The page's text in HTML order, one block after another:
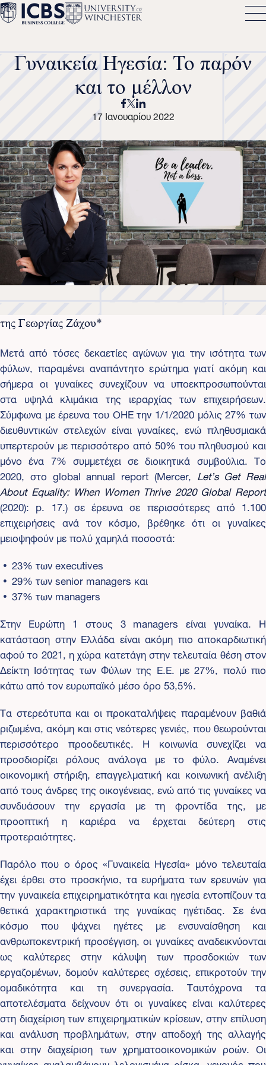
Γυναικεία Ηγεσία: Το παρόν
και το μέλλον
17 Ιανουαρίου 2022
της Γεωργίας Ζάχου*
Μετά από τόσες δεκαετίες αγώνων για την ισότητα των
φύλων, παραμένει αναπάντητο ερώτημα γιατί ακόμη και
σήμερα οι γυναίκες συνεχίζουν να υποεκπροσωπούνται
στα υψηλά κλιμάκια της ιεραρχίας των επιχειρήσεων.
Σύμφωνα με έρευνα του ΟΗΕ την 1/1/2020 μόλις 27% των
διευθυντικών στελεχών είναι γυναίκες, ενώ πληθυσμιακά
υπερτερούν με περισσότερο από 50% του πληθυσμού και
μόνο ένα 7% συμμετέχει σε διοικητικά συμβούλια. Το
2020, στο global annual report (Mercer, Let’s Get Real
About Equality: When Women Thrive2020 Global Report
(2020): p. 17.) σε έρευνα σε περισσότερες από 1.100
επιχειρήσεις ανά τον κόσμο, βρέθηκε ότι οι γυναίκες
μειοψηφούν με πολύ χαμηλά ποσοστά:
23% των executives
29% των senior managers και
37% των managers
Στην Ευρώπη 1 στους 3 managers είναι γυναίκα. Η
κατάσταση στην Ελλάδα είναι ακόμη πιο αποκαρδιωτική
αφού το 2021, η χώρα κατετάγη στην τελευταία θέση στον
Δείκτη Ισότητας των Φύλων της Ε.Ε. με 27%, πολύ πιο
κάτω από τον ευρωπαϊκό μέσο όρο 53,5%.
Τα στερεότυπα και οι προκαταλήψεις παραμένουν βαθιά
ριζωμένα, ακόμη και στις νεότερες γενιές, που θεωρούνται
περισσότερο προοδευτικές. Η κοινωνία συνεχίζει να
προσδιορίζει ρόλους ανάλογα με το φύλο. Αναμένει
οικονομική στήριξη, επαγγελματική και κοινωνική ανέλιξη
από τους άνδρες της οικογένειας, ενώ από τις γυναίκες να
συνδυάσουν την εργασία με τη φροντίδα της, με
προοπτική η καριέρα να έρχεται δεύτερη στις
προτεραιότητες.
Παρόλο που ο όρος «Γυναικεία Ηγεσία» μόνο τελευταία
έχει έρθει στο προσκήνιο, τα ευρήματα των ερευνών για
την γυναικεία επιχειρηματικότητα και ηγεσία εντοπίζουν τα
θετικά χαρακτηριστικά της γυναίκας ηγέτιδας. Σε ένα
κόσμο που ψάχνει ηγέτες με ενσυναίσθηση και
ανθρωποκεντρική προσέγγιση, οι γυναίκες αναδεικνύονται
ως καλύτερες στην κάλυψη των προσδοκιών των
εργαζομένων, δομούν καλύτερες σχέσεις, επικροτούν την
ομαδικότητα και τη συνεργασία. Ταυτόχρονα τα
αποτελέσματα δείχνουν ότι οι γυναίκες είναι καλύτερες
στη διαχείριση των επιχειρηματικών κρίσεων, στην επίλυση
και ανάλυση προβλημάτων, στην αποδοχή της αλλαγής
και στην διαχείριση των χρηματοοικονομικών ροών. Οι